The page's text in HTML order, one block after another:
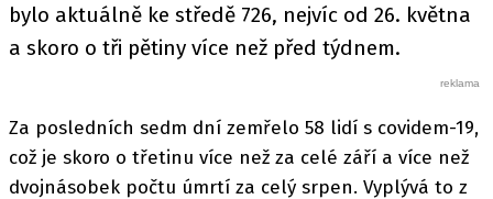
bylo aktuálně ke středě 726, nejvíc od 26. května
a skoro o tři pětiny více než před týdnem.
Za posledních sedm dní zemřelo 58 lidí s covidem-19,
což je skoro o třetinu více než za celé září a více než
dvojnásobek počtu úmrtí za celý srpen. Vyplývá to z